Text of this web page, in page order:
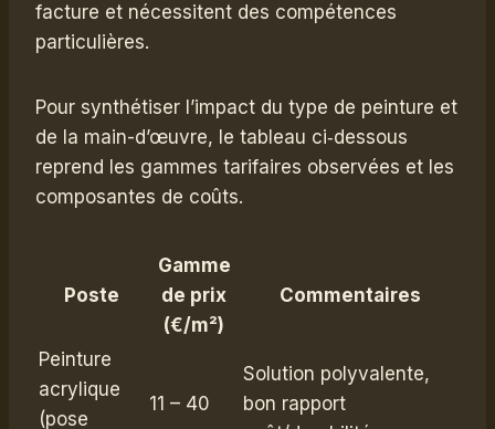
facture et nécessitent des compétences
particulières.
Pour synthétiser l’impact du type de peinture et
de la main-d’œuvre, le tableau ci‑dessous
reprend les gammes tarifaires observées et les
composantes de coûts.
Poste
Gamme
de prix
(€/m²)
Commentaires
Peinture
acrylique
(pose
11 – 40
Solution polyvalente,
bon rapport